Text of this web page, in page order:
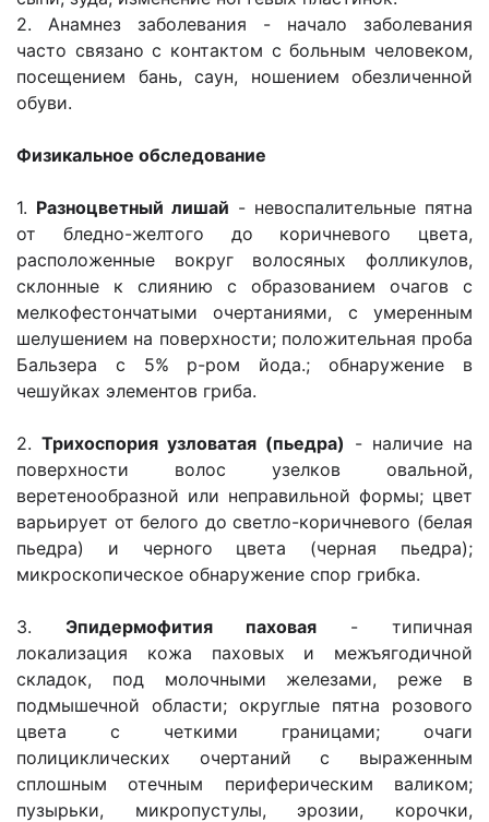
2. Анамнез заболевания - начало заболевания
часто связано с контактом с больным человеком,
посещением бань, саун, ношением обезличенной
обуви.
Физикальное обследование
1. Разноцветный лишай - невоспалительные пятна
от бледно-желтого до коричневого цвета,
расположенные вокруг волосяных фолликулов,
склонные к слиянию с образованием очагов с
мелкофестончатыми очертаниями, с умеренным
шелушением на поверхности; положительная проба
Бальзера с 5% р-ром йода.; обнаружение в
чешуйках элементов гриба.
2. Трихоспория узловатая (пьедра) - наличие на
поверхности волос узелков овальной,
веретенообразной или неправильной формы; цвет
варьирует от белого до светло-коричневого (белая
пьедра) и черного цвета (черная пьедра);
микроскопическое обнаружение спор грибка.
3. Эпидермофития паховая - типичная
локализация кожа паховых и межъягодичной
складок, под молочными железами, реже в
подмышечной области; округлые пятна розового
цвета с четкими границами; очаги
полициклических очертаний с выраженным
сплошным отечным периферическим валиком;
пузырьки, микропустулы, эрозии, корочки,